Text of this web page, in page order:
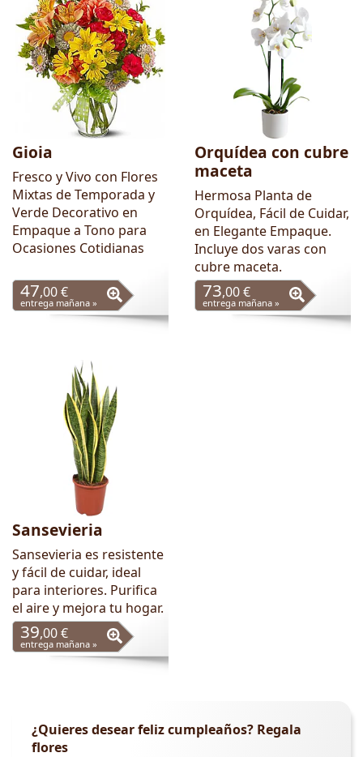
Gioia
Fresco y Vivo con Flores
Mixtas de Temporada y
Verde Decorativo en
Empaque a Tono para
Ocasiones Cotidianas
47,00 €
entrega mañana »
Orquídea con cubre
maceta
Hermosa Planta de
Orquídea, Fácil de Cuidar,
en Elegante Empaque.
Incluye dos varas con
cubre maceta.
73,00 €
entrega mañana »
Sansevieria
Sansevieria es resistente
y fácil de cuidar, ideal
para interiores. Purifica
el aire y mejora tu hogar.
39,00 €
entrega mañana »
¿Quieres desear feliz cumpleaños? Regala
flores